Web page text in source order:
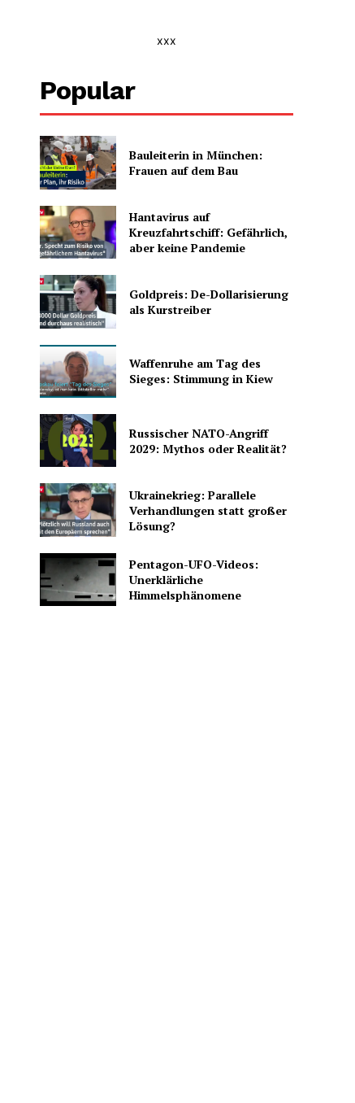
xxx
Popular
Bauleiterin in München:
Frauen auf dem Bau
Hantavirus auf
Kreuzfahrtschiff: Gefährlich,
aber keine Pandemie
Goldpreis: De-Dollarisierung
als Kurstreiber
Waffenruhe am Tag des
Sieges: Stimmung in Kiew
Russischer NATO-Angriff
2029: Mythos oder Realität?
Ukrainekrieg: Parallele
Verhandlungen statt großer
Lösung?
Pentagon-UFO-Videos:
Unerklärliche
Himmelsphänomene